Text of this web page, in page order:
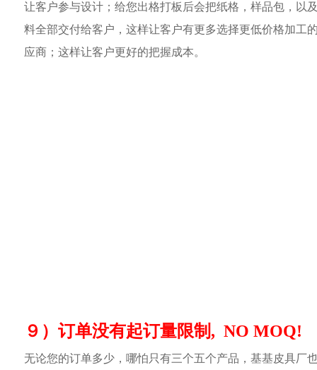
让客户参与设计；给您出格打板后会把纸格，样品包，以
料全部交付给客户，这样让客户有更多选择更低价格加工
应商；这样让客户更好的把握成本。
９）订单没有起订量限制, NO MOQ!
无论您的订单多少，哪怕只有三个五个产品，基基皮具厂